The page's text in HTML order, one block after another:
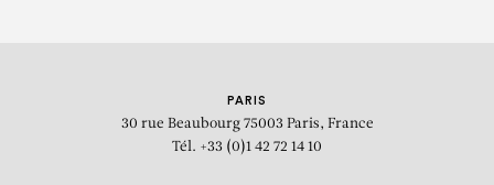
PARIS
30 rue Beaubourg 75003 Paris, France
Tél. +33 (0)1 42 72 14 10